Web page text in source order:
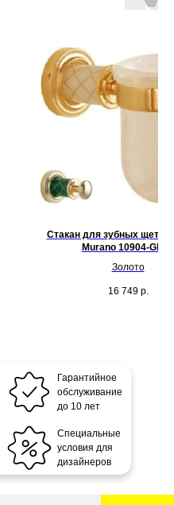
Стакан для зубных щеток
Murano 10904-GR-G
Золото
16 749 р.
Гарантийное
обслуживание
до 10 лет
Специальные
условия для
дизайнеров